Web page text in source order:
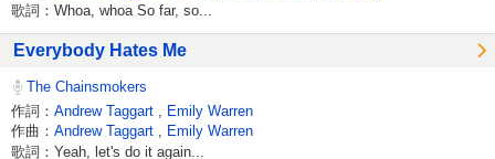
歌詞：Whoa, whoa So far, so...
Everybody Hates Me
The Chainsmokers
作詞： Andrew Taggart
Emily Warren
作曲： Andrew Taggart Emily Warren
歌詞：Yeah, let's do it again...